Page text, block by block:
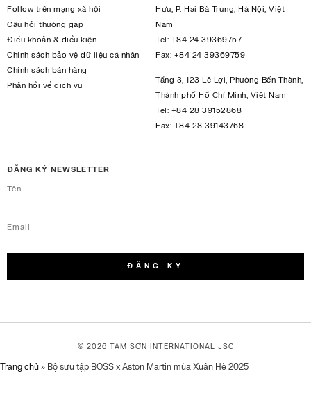
Follow trên mạng xã hội
Câu hỏi thường gặp
Điều khoản & điều kiện
Chính sách bảo vệ dữ liệu cá nhân
Chính sách bán hàng
Phản hồi về dịch vụ
Hưu, P. Hai Bà Trưng, Hà Nội, Việt
Nam
Tel: +84 24 39369757
Fax: +84 24 39369759
Tầng 3, 123 Lê Lợi, Phường Bến Thành,
Thành phố Hồ Chí Minh, Việt Nam
Tel: +84 28 39152868
Fax: +84 28 39143768
ĐĂNG KÝ NEWSLETTER
ĐĂNG KÝ
© 2026 TAM SƠN INTERNATIONAL JSC
Trang chủ» Bộ sưu tập BOSS x Aston Martin mùa Xuân Hè 2025